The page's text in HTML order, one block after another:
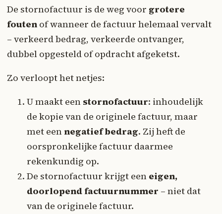
De stornofactuur is de weg voor grotere
fouten of wanneer de factuur helemaal vervalt
– verkeerd bedrag, verkeerde ontvanger,
dubbel opgesteld of opdracht afgeketst.
Zo verloopt het netjes:
U maakt een stornofactuur: inhoudelijk
de kopie van de originele factuur, maar
met eennegatief bedrag. Zij heft de
oorspronkelijke factuur daarmee
rekenkundig op.
De stornofactuur krijgt een eigen,
doorlopend factuurnummer – niet dat
van de originele factuur.